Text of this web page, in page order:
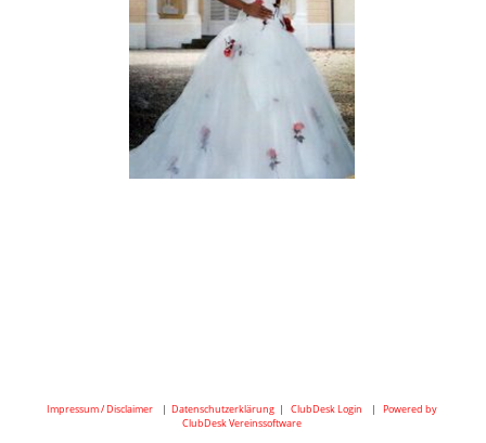
Impressum / Disclaimer | Datenschutzerklärung | ClubDesk Login | Powered by
ClubDesk Vereinssoftware